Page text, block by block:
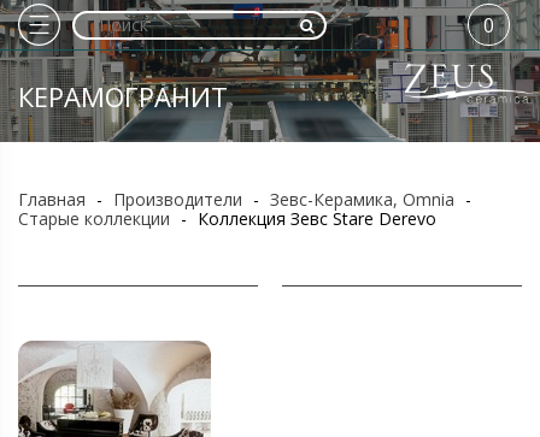
КЕРАМОГРАНИТ
0
Главная - Производители - Зевс-Керамика, Omnia -
Старые коллекции - Коллекция Зевс Stare Derevo